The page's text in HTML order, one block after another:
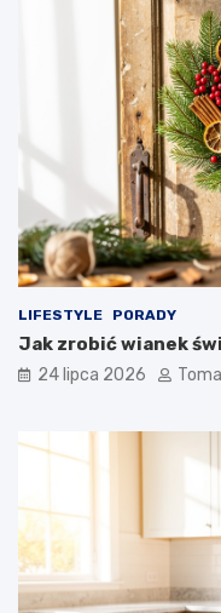
LIFESTYLE PORADY
Jak zrobić wianek
24 lipca 2026